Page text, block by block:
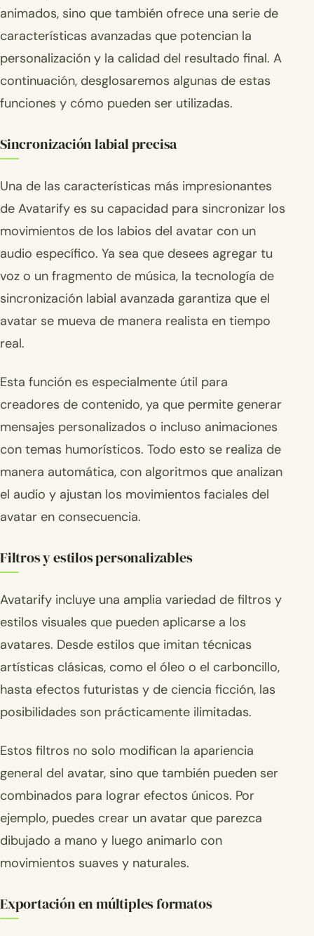
animados, sino que también ofrece una serie de
características avanzadas que potencian la
personalización y la calidad del resultado final. A
continuación, desglosaremos algunas de estas
funciones y cómo pueden ser utilizadas.
Sincronización labial precisa
Una de las características más impresionantes
de Avatarify es su capacidad para sincronizar los
movimientos de los labios del avatar con un
audio específico. Ya sea que desees agregar tu
voz o un fragmento de música, la tecnología de
sincronización labial avanzada garantiza que el
avatar se mueva de manera realista en tiempo
real.
Esta función es especialmente útil para
creadores de contenido, ya que permite generar
mensajes personalizados o incluso animaciones
con temas humorísticos. Todo esto se realiza de
manera automática, con algoritmos que analizan
el audio y ajustan los movimientos faciales del
avatar en consecuencia.
Filtros y estilos personalizables
Avatarify incluye una amplia variedad de filtros y
estilos visuales que pueden aplicarse a los
avatares. Desde estilos que imitan técnicas
artísticas clásicas, como el óleo o el carboncillo,
hasta efectos futuristas y de ciencia ficción, las
posibilidades son prácticamente ilimitadas.
Estos filtros no solo modifican la apariencia
general del avatar, sino que también pueden ser
combinados para lograr efectos únicos. Por
ejemplo, puedes crear un avatar que parezca
dibujado a mano y luego animarlo con
movimientos suaves y naturales.
Exportación en múltiples formatos